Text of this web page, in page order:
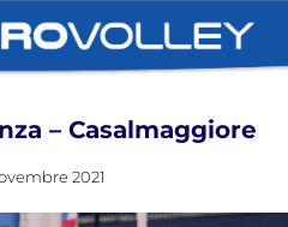
– Casalmaggiore
2021